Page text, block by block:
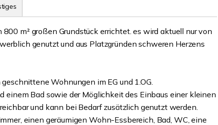
m² großen Grundstück errichtet. es wird aktuell nur von
genutzt und aus Platzgründen schweren Herzens
Wohnungen im EG und 1.OG.
einem Bad sowie der Möglichkeit des Einbaus einer kleinen
und kann bei Bedarf zusätzlich genutzt werden.
einen geräumigen Wohn-Essbereich, Bad, WC, eine